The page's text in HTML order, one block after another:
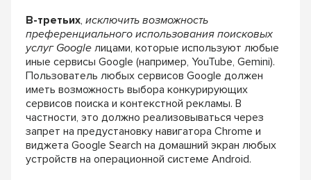
В-третьих, исключить возможность
преференциального использования поисковых
услуг Google лицами, которые используют любые
иные сервисы Google (например, YouTube, Gemini).
Пользователь любых сервисов Google должен
иметь возможность выбора конкурирующих
сервисов поиска и контекстной рекламы. В
частности, это должно реализовываться через
запрет на предустановку навигатора Chrome и
виджета Google Search на домашний экран любых
устройств на операционной системе Android.